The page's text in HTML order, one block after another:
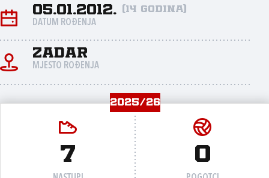
05.01.2012. (14 godina)
DATUM ROĐENJA
Zadar
MJESTO ROĐENJA
2025/26
7 0